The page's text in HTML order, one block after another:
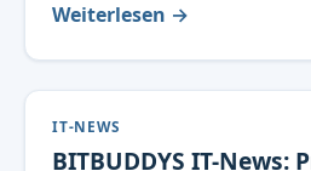
Weiterlesen →
IT-NEWS
BITBUDDYS IT-News: